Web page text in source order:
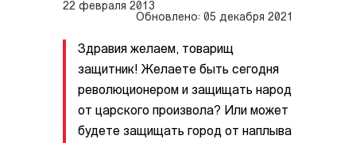
22 февраля 2013
Обновлено: 05 декабря 2021
Здравия желаем, товарищ
защитник! Желаете быть сегодня
революционером и защищать народ
от царского произвола? Или может
будете защищать город от наплыва